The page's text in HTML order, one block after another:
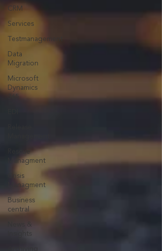
CRM
Services
Testmanagement
Data
Migration
Microsoft
Dynamics
365
Rescue
Managment
Crisis
Managment
Business
central
Insights